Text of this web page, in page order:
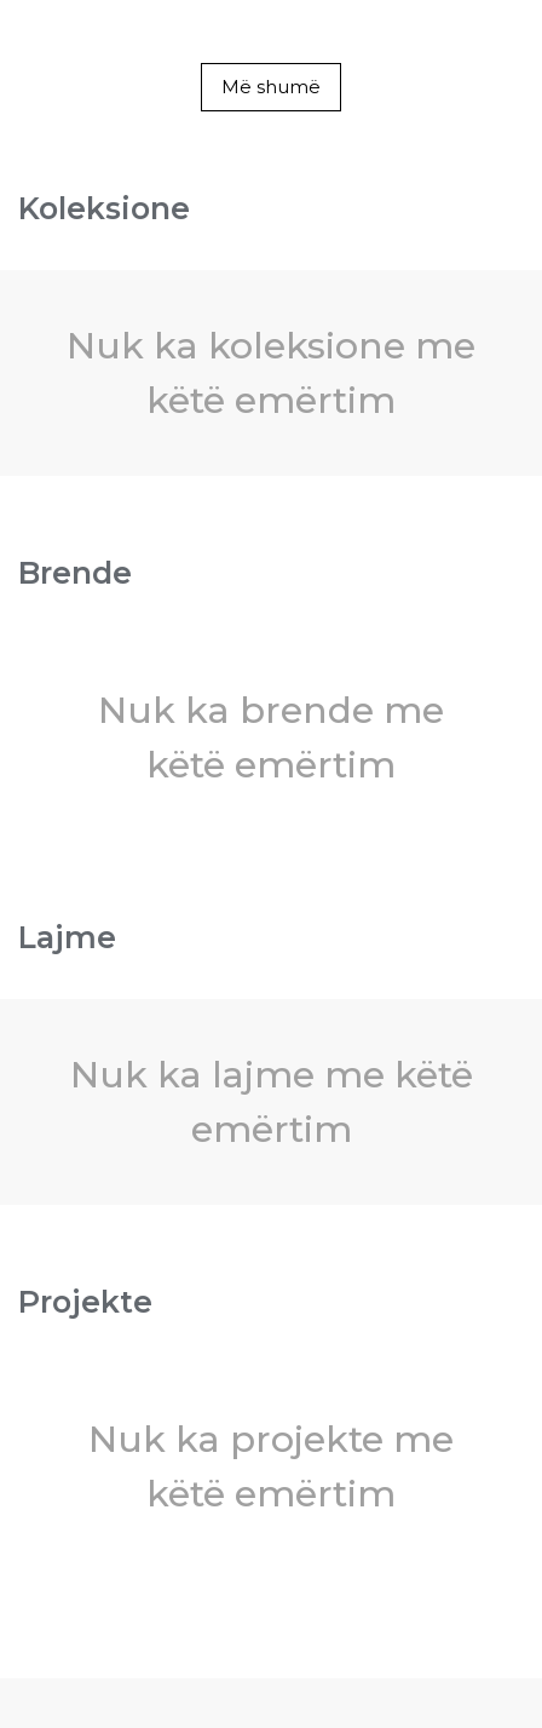
Më shumë
Koleksione
Nuk ka koleksione me
këtë emërtim
Brende
Nuk ka brende me
këtë emërtim
Lajme
Nuk ka lajme me këtë
emërtim
Projekte
Nuk ka projekte me
këtë emërtim